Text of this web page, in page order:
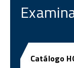
Catálogo